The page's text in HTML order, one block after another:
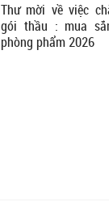
Thư mời về việc
gói thầu : mua
phòng phẩm 2026